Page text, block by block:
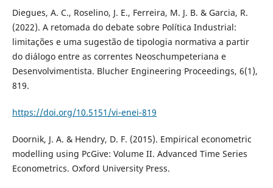
Diegues, A. C., Roselino, J. E., Ferreira, M. J. B. & Garcia, R.
(2022). A retomada do debate sobre Política Industrial:
limitações e uma sugestão de tipologia normativa a partir
do diálogo entre as correntes Neoschumpeteriana e
Desenvolvimentista. Blucher Engineering Proceedings, 6(1),
819.
https://doi.org/10.5151/vi-enei-819
Doornik, J. A. & Hendry, D. F. (2015). Empirical econometric
modelling using PcGive: Volume II. Advanced Time Series
Econometrics. Oxford University Press.